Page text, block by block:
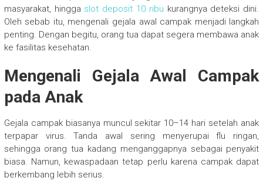
masyarakat, hingga slot deposit 10 ribu kurangnya deteksi dini.
Oleh sebab itu, mengenali gejala awal campak menjadi langkah
penting. Dengan begitu, orang tua dapat segera membawa anak
ke fasilitas kesehatan.
Mengenali Gejala Awal Campak
pada Anak
Gejala campak biasanya muncul sekitar 10–14 hari setelah anak
terpapar virus. Tanda awal sering menyerupai flu ringan,
sehingga orang tua kadang menganggapnya sebagai penyakit
biasa. Namun, kewaspadaan tetap perlu karena campak dapat
berkembang lebih serius.